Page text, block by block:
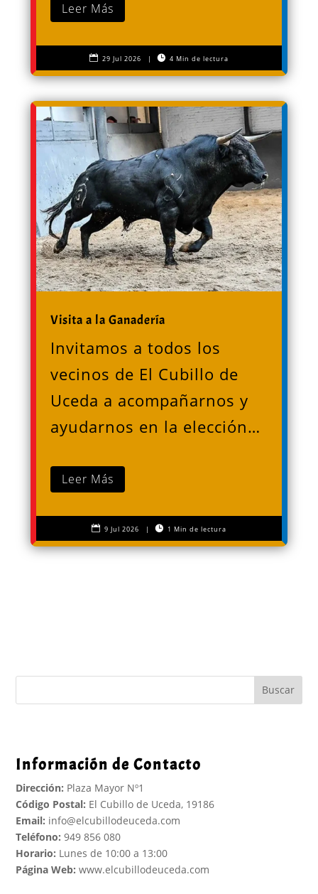
Leer Más
 29 Jul 2026 |  4 Min de lectura
Visita a la Ganadería
Invitamos a todos los
vecinos de El Cubillo de
Uceda a acompañarnos y
ayudarnos en la elección…
Leer Más
 9 Jul 2026 |  1 Min de lectura
Buscar
Información de Contacto
Dirección: Plaza Mayor Nº1
Código Postal: El Cubillo de Uceda, 19186
Email: info@elcubillodeuceda.com
Teléfono: 949 856 080
Horario: Lunes de 10:00 a 13:00
Página Web: www.elcubillodeuceda.com